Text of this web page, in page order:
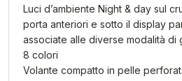
Luci d’ambiente Night & day sul
porta anteriori e sotto il display
associate alle diverse modalità di
8 colori
Volante compatto in pelle